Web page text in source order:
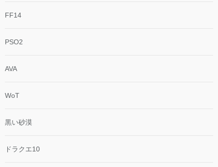
FF14
PSO2
AVA
WoT
黒い砂漠
ドラクエ10